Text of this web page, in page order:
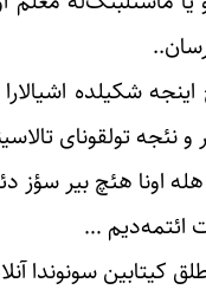
شکیلده
نئجه تولقونای
اونا هئچ بیر سؤز
ائتمه‌دیم …
کیتابین سونوندا